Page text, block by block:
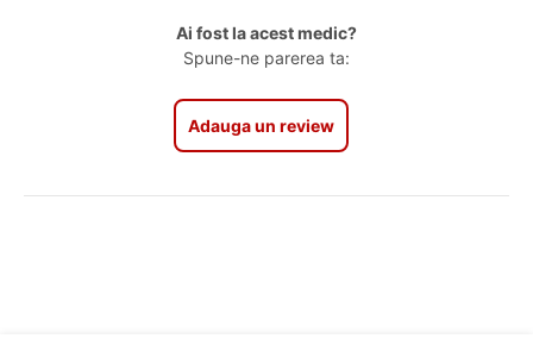
Ai fost la acest medic?
Spune-ne parerea ta:
Adauga un review